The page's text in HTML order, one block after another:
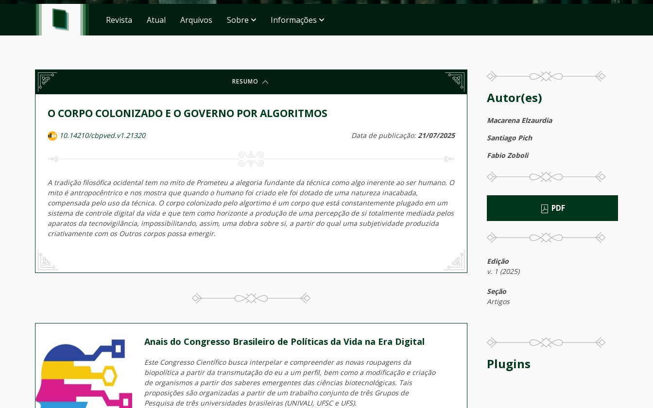
Revista Atual Arquivos Sobre Informações
RESUMO
O CORPO COLONIZADO E O GOVERNO POR ALGORITMOS
10.14210/cbpved.v1.21320 Data de publicação:21/07/2025
A tradição filosófica ocidental tem no mito de Prometeu a alegoria fundante da técnica como algo inerente ao ser humano. O
mito é antropocêntrico e nos mostra que quando o humano foi criado ele foi dotado de uma natureza inacabada,
compensada pelo uso da técnica. O corpo colonizado pelo algortimo é um corpo que está constantemente plugado em um
sistema de controle digital da vida e que tem como horizonte a produção de uma percepção de si totalmente mediada pelos
aparatos da tecnovigilância, impossibilitando, assim, uma dobra sobre si, a partir do qual uma subjetividade produzida
criativamente com os Outros corpos possa emergir.
Anais do Congresso Brasileiro de Políticas da Vida na Era Digital
Este Congresso Científico busca interpelar e compreender as novas roupagens da
biopolítica a partir da transmutação do eu a um perfil, bem como a modificação e criação
de organismos a partir dos saberes emergentes das ciências biotecnológicas. Tais
proposições são organizadas a partir de um trabalho conjunto de três Grupos de
Pesquisa de três universidades brasileiras (UNIVALI, UFSC e UFS).
Autor(es)
Macarena Elzaurdia
Santiago Pich
Fabio Zoboli
PDF
Edição
v. 1 (2025)
Seção
Artigos
Plugins